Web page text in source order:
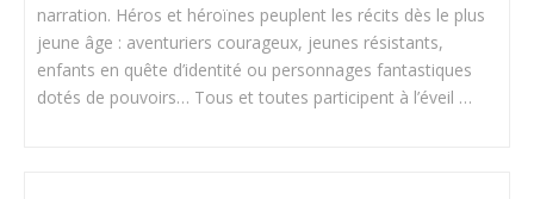
narration. Héros et héroïnes peuplent les récits dès le plus
jeune âge : aventuriers courageux, jeunes résistants,
enfants en quête d’identité ou personnages fantastiques
dotés de pouvoirs… Tous et toutes participent à l’éveil …